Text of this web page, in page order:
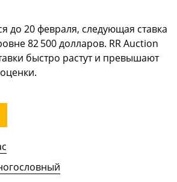
до 20 февраля, следующая ставка
82 500 долларов. RR Auction
быстро растут и превышают